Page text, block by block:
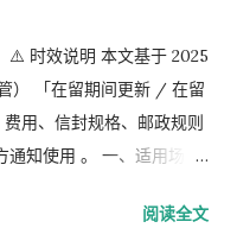
⚠️ 时效说明 本文基于 2025
） 「在留期间更新 / 在留
用、信封规格、邮政规则
通知使用 。 一、适用场景
方式领取新在留卡 需要自
阅读全文